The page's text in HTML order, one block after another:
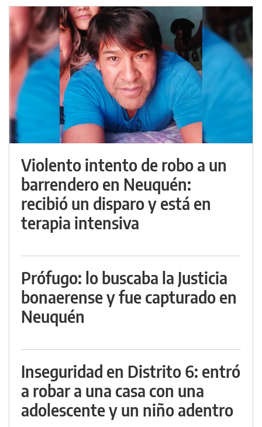
Violento intento de robo a un
barrendero en Neuquén:
recibió un disparo y está en
terapia intensiva
Prófugo: lo buscaba la Justicia
bonaerense y fue capturado en
Neuquén
Inseguridad en Distrito 6: entró
a robar a una casa con una
adolescente y un niño adentro